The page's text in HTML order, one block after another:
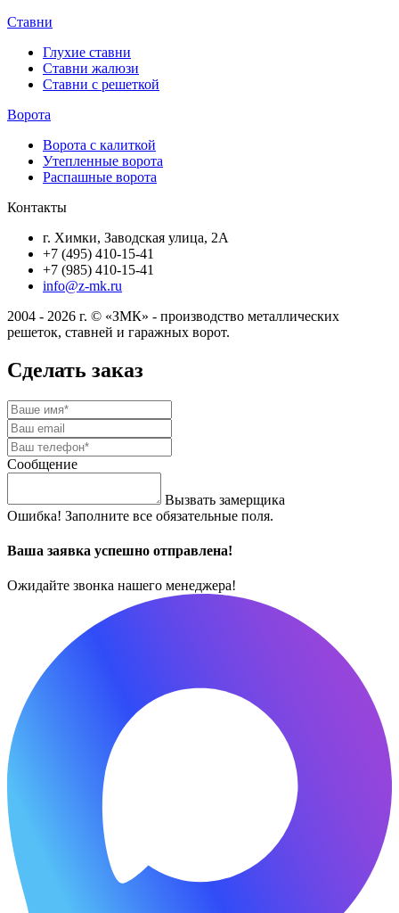
Ставни
Глухие ставни
Ставни жалюзи
Ставни с решеткой
Ворота
Ворота с калиткой
Утепленные ворота
Распашные ворота
Контакты
г. Химки, Заводская улица, 2А
+7 (495) 410-15-41
+7 (985) 410-15-41
info@z-mk.ru
2004 - 2026 г. © «ЗМК» - производство металлических
решеток, ставней и гаражных ворот.
Сделать заказ
Сообщение
Вызвать замерщика
Ошибка! Заполните все обязательные поля.
Ваша заявка успешно отправлена!
Ожидайте звонка нашего менеджера!